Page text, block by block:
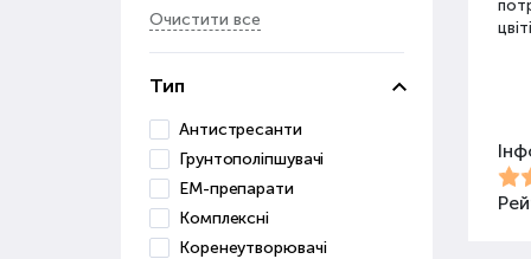
Очистити все
Тип
Антистресанти
Грунтополіпшувачі
ЕМ-препарати
Комплексні
Коренеутворювачі
Для